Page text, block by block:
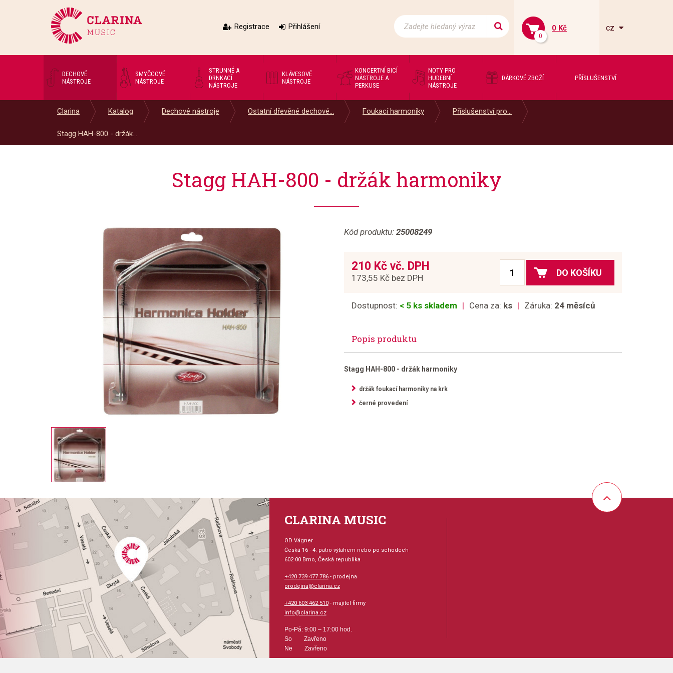
Registrace Přihlášení
0
0 Kč cz
DECHOVÉ
NÁSTROJE
SMYČCOVÉ
NÁSTROJE
STRUNNÉ A
DRNKACÍ
NÁSTROJE
KLÁVESOVÉ
NÁSTROJE
KONCERTNÍ BICÍ
NÁSTROJE A
PERKUSE
NOTY PRO
HUDEBNÍ
NÁSTROJE
DÁRKOVÉ ZBOŽÍ PŘÍSLUŠENSTVÍ
Clarina Katalog Dechové nástroje Ostatní dřevěné dechové... Foukací harmoniky Příslušenství pro...
Stagg HAH-800 - držák...
Stagg HAH-800 - držák harmoniky
Kód produktu: 25008249
210 Kč vč. DPH
173,55 Kč bez DPH
DO KOŠÍKU
Dostupnost: < 5 ks skladem Cena za: ks Záruka: 24 měsíců
Popis produktu
Stagg HAH-800 - držák harmoniky
držák foukací harmoniky na krk
černé provedení
CLARINA MUSIC
OD Vágner
Česká 16 - 4. patro výtahem nebo po schodech
602 00 Brno, Česká republika
+420 739 477 786- prodejna
prodejna@clarina.cz
+420 603 462 510- majitel firmy
info@clarina.cz
Po-Pá: 9:00 – 17:00 hod.
So Zavřeno
Ne Zavřeno